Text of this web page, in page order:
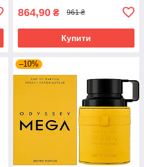
864,90 ₴ 961 ₴
Купити
–10%